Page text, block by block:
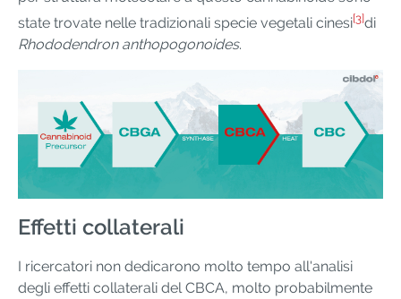
state trovate nelle tradizionali specie vegetali cinesi[3]di
Rhododendron anthopogonoides.
Effetti collaterali
I ricercatori non dedicarono molto tempo all'analisi
degli effetti collaterali del CBCA, molto probabilmente